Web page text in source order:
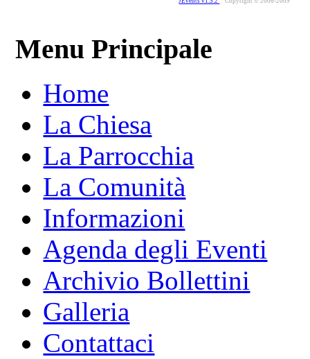
Menu Principale
Home
La Chiesa
La Parrocchia
La Comunità
Informazioni
Agenda degli Eventi
Archivio Bollettini
Galleria
Contattaci